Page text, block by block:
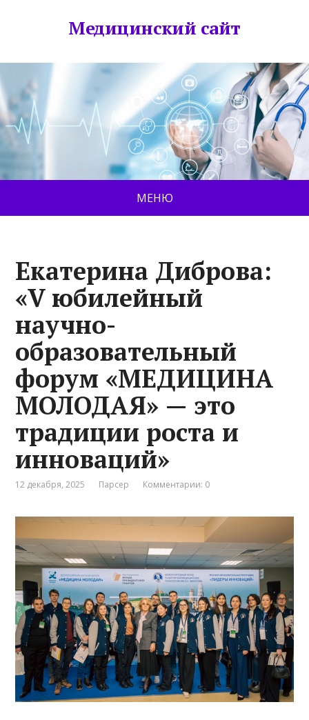
Медицинский сайт
МЕНЮ
Екатерина Диброва:
«V юбилейный
научно-
образовательный
форум «МЕДИЦИНА
МОЛОДАЯ» — это
традиции роста и
инноваций»
12 декабря, 2025 Парсер Комментарии: 0